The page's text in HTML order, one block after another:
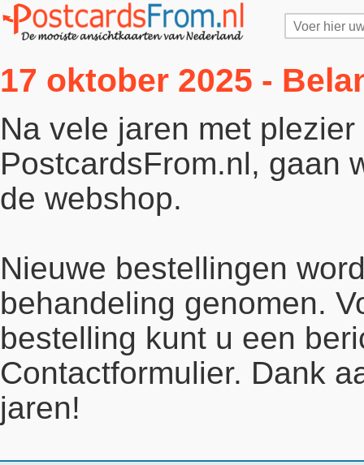
17 oktober 2025 -
Na vele jaren met
PostcardsFrom.nl, gaan
de webshop.
Nieuwe bestellingen
behandeling genomen.
bestelling kunt u een
Contactformulier. Dank
jaren!